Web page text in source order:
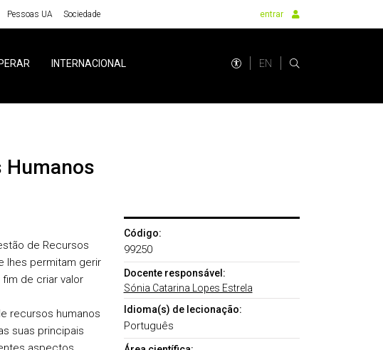
Pessoas UA Sociedade entrar
INTERNACIONAL EN
Humanos
de Recursos
lhes permitam gerir
de criar valor
recursos humanos
suas principais
Código:
99250
Docente responsável:
Sónia Catarina Lopes Estrela
Idioma(s) de lecionação:
Português